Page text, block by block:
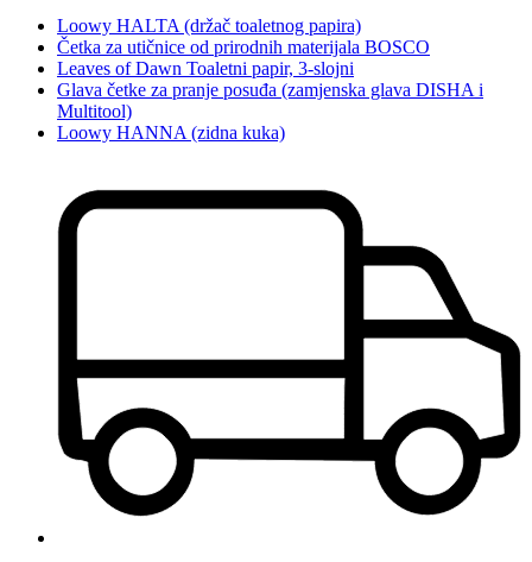
Loowy HALTA (držač toaletnog papira)
Četka za utičnice od prirodnih materijala BOSCO
Leaves of Dawn Toaletni papir, 3-slojni
Glava četke za pranje posuđa (zamjenska glava DISHA i
Multitool)
Loowy HANNA (zidna kuka)